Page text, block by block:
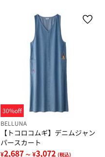
30%off
BELLUNA
【トコロコムギ】デニムジャン
パースカート
¥2,687 ～ ¥3,072 (税込)